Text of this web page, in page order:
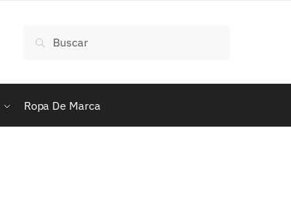
por:
Buscar
Ropa De Marca